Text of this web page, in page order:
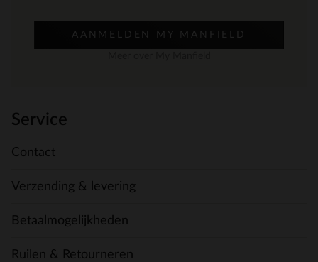
AANMELDEN MY MANFIELD
Service
Contact
Verzending & levering
Betaalmogelijkheden
Ruilen & Retourneren